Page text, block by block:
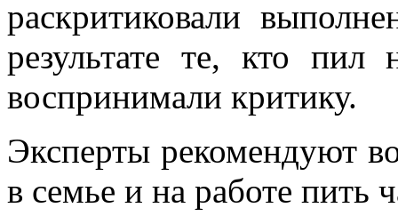
раскритиковали
результате те, кто пил
воспринимали критику.
Эксперты рекомендуют
в семье и на работе пить